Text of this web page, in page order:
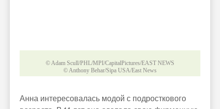
© Adam Scull/PHL/MPI/CapitalPictures/EAST NEWS
© Anthony Behar/Sipa USA/East News
Анна интересовалась модой с подросткового